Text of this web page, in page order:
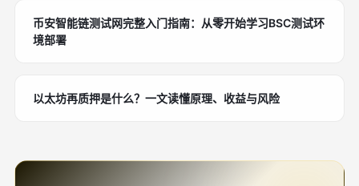
币安智能链测试网完整入门指南：从零开始学习BSC测试环
境部署
以太坊再质押是什么？一文读懂原理、收益与风险